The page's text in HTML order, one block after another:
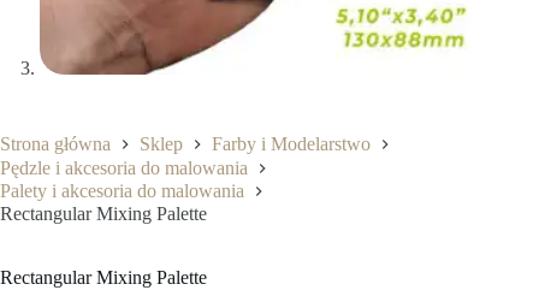
Strona główna Sklep
Farby i Modelarstwo
Pędzle i akcesoria do malowania
Palety i akcesoria do malowania
Rectangular Mixing Palette
Rectangular Mixing Palette